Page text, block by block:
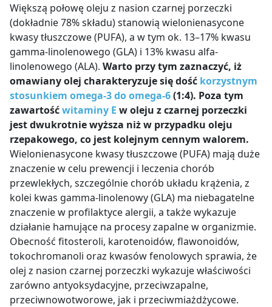
Większą połowę oleju z nasion czarnej porzeczki
(dokładnie 78% składu) stanowią wielonienasycone
kwasy tłuszczowe (PUFA), a w tym ok. 13–17% kwasu
gamma-linolenowego (GLA) i 13% kwasu alfa-
linolenowego (ALA). Warto przy tym zaznaczyć, iż
omawiany olej charakteryzuje się dość korzystnym
stosunkiem omega-3 do omega-6(1:4). Poza tym
zawartośćwitaminy E w oleju z czarnej porzeczki
jest dwukrotnie wyższa niż w przypadku oleju
rzepakowego, co jest kolejnym cennym walorem.
Wielonienasycone kwasy tłuszczowe (PUFA) mają duże
znaczenie w celu prewencji i leczenia chorób
przewlekłych, szczególnie chorób układu krążenia, z
kolei kwas gamma-linolenowy (GLA) ma niebagatelne
znaczenie w profilaktyce alergii, a także wykazuje
działanie hamujące na procesy zapalne w organizmie.
Obecność fitosteroli, karotenoidów, flawonoidów,
tokochromanoli oraz kwasów fenolowych sprawia, że
olej z nasion czarnej porzeczki wykazuje właściwości
zarówno antyoksydacyjne, przeciwzapalne,
przeciwnowotworowe, jak i przeciwmiażdżycowe.